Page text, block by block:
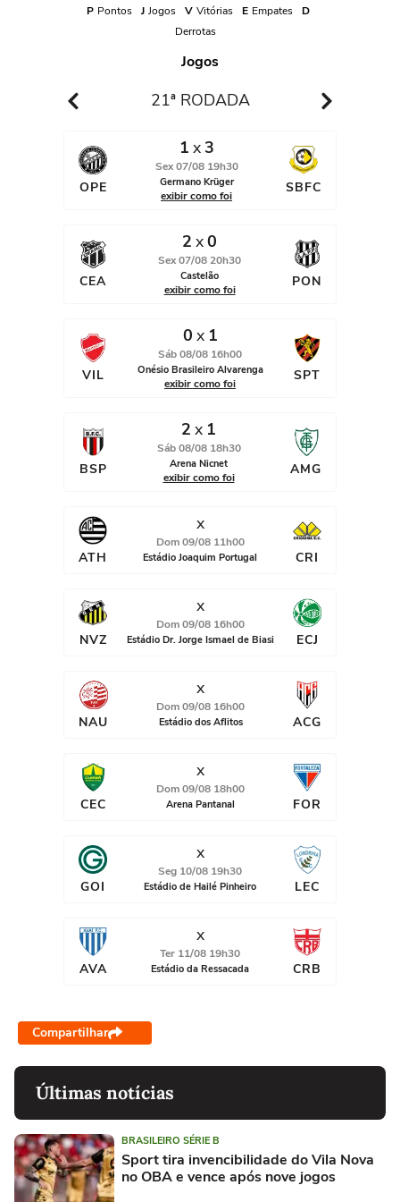
P Pontos J Jogos V Vitórias E Empates
D
Derrotas
21ª RODADA
OPE
1 x 3
Sex 07/08 19h30
Germano Krüger
exibir como foi SBFC
CEA
2 x0
Sex 07/08 20h30
Castelão
exibir como foi PON
VIL
0 x 1
Sáb 08/08 16h00
Onésio Brasileiro Alvarenga
exibir como foi SPT
BSP
2 x 1
Sáb 08/08 18h30
Arena Nicnet
exibir como foi AMG
ATH
x
Dom 09/08 11h00
Estádio Joaquim Portugal CRI
NVZ
x
Dom 09/08 16h00
Estádio Dr. Jorge Ismael de Biasi ECJ
NAU
x
Dom 09/08 16h00
Estádio dos Aflitos ACG
CEC
x
Dom 09/08 18h00
Arena Pantanal FOR
GOI
x
Seg 10/08 19h30
Estádio de Hailé Pinheiro LEC
AVA
x
Ter 11/08 19h30
Estádio da Ressacada CRB
Compartilhar
Últimas notícias
BRASILEIRO SÉRIE B
Sport tira invencibilidade do Vila Nova
no OBA e vence após nove jogos